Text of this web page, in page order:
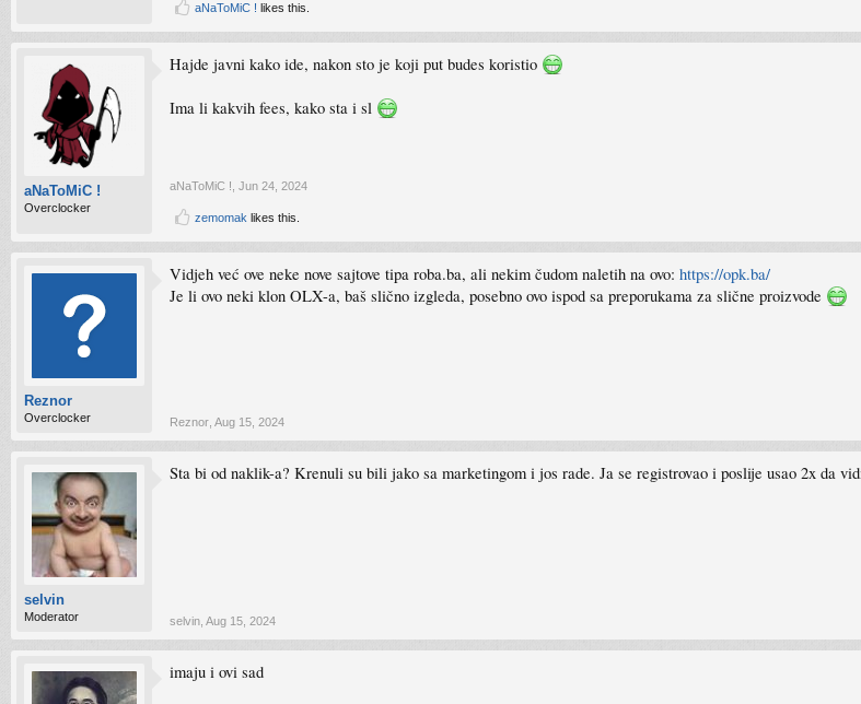
aNaToMiC ! likes this.
aNaToMiC !
Overclocker
Hajde javni kako ide, nakon sto je koji put budes koristio
Ima li kakvih fees, kako sta i sl
aNaToMiC ! Jun 24, 2024
zemomak likes this.
Reznor
Overclocker
Vidjeh već ove neke nove sajtove tipa roba.ba, ali nekim čudom naletih na ovo: https://opk.ba/
Je li ovo neki klon OLX-a, baš slično izgleda, posebno ovo ispod sa preporukama za slične proizvode
Reznor Aug 15, 2024
selvin
Moderator
Sta bi od naklik-a? Krenuli su bili jako sa marketingom i jos rade. Ja se registrovao i poslije usao 2x da
selvin Aug 15, 2024
imaju i ovi sad